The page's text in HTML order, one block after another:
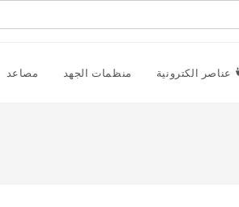
عناصر الكترونية منظمات الجهد مصاعد